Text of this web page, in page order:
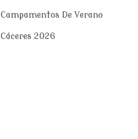
Campamentos De Verano
Cáceres 2026